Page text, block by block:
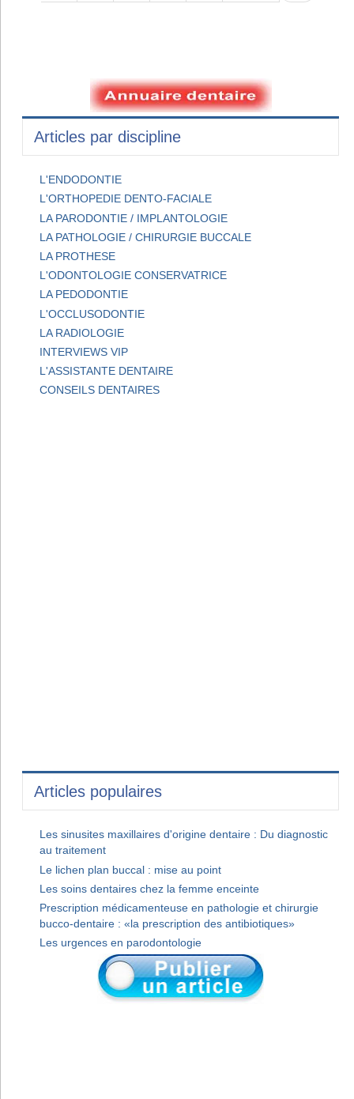
Articles par discipline
L'ENDODONTIE
L'ORTHOPEDIE DENTO-FACIALE
LA PARODONTIE / IMPLANTOLOGIE
LA PATHOLOGIE / CHIRURGIE BUCCALE
LA PROTHESE
L'ODONTOLOGIE CONSERVATRICE
LA PEDODONTIE
L'OCCLUSODONTIE
LA RADIOLOGIE
INTERVIEWS VIP
L'ASSISTANTE DENTAIRE
CONSEILS DENTAIRES
Articles populaires
Les sinusites maxillaires d'origine dentaire : Du diagnostic
au traitement
Le lichen plan buccal : mise au point
Les soins dentaires chez la femme enceinte
Prescription médicamenteuse en pathologie et chirurgie
bucco-dentaire : «la prescription des antibiotiques»
Les urgences en parodontologie